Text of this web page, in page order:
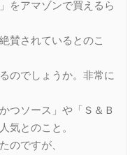
をアマゾンで買えるら
賛されているとのこ
のでしょうか。非常に
つソース」や「Ｓ＆Ｂ
気とのこと。
のですが、